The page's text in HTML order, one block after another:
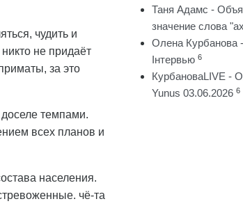
чудить и
не придаёт
за это
темпами.
всех планов и
населения.
чё-та
Таня Адамс -
значение слова
Олена Курбанова
Інтервью 6
КурбановаLIVE -
Yunus 03.06.2026 6